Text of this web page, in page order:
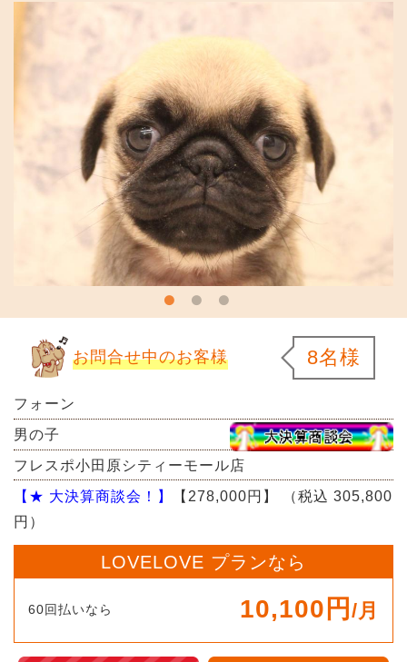
お問合せ中のお客様 8名様
フォーン
男の子
フレスポ小田原シティーモール店
【★ 大決算商談会！】
【278,000円】
（税込 305,800
円）
LOVELOVE プランなら
60回払いなら 10,100円 /月